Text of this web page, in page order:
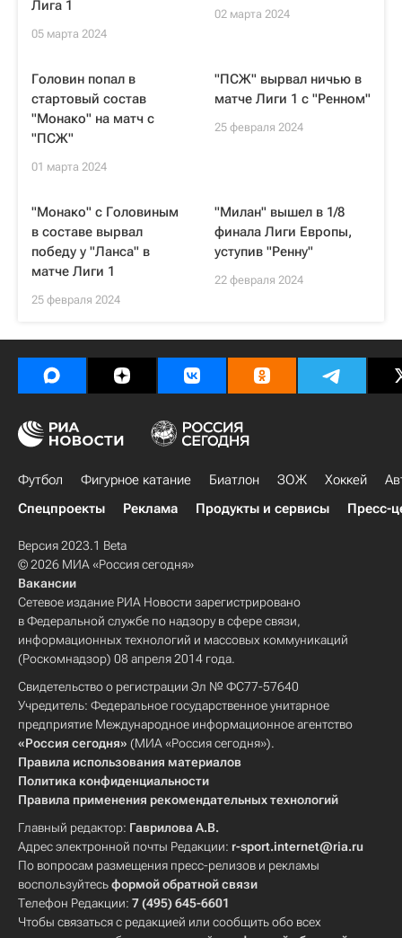
Лига 1
05 марта 2024
02 марта 2024
Головин попал в
стартовый состав
"Монако" на матч с
"ПСЖ"
01 марта 2024
"ПСЖ" вырвал ничью в
матче Лиги 1 с "Ренном"
25 февраля 2024
"Монако" с Головиным
в составе вырвал
победу у "Ланса" в
матче Лиги 1
25 февраля 2024
"Милан" вышел в 1/8
финала Лиги Европы,
уступив "Ренну"
22 февраля 2024
Футбол Фигурное катание Биатлон ЗОЖ Хоккей
Спецпроекты
Реклама Продукты и сервисы Пресс-
Версия 2023.1 Beta
© 2026 МИА «Россия сегодня»
Вакансии
Сетевое издание РИА Новости зарегистрировано
в Федеральной службе по надзору в сфере связи,
информационных технологий и массовых коммуникаций
(Роскомнадзор) 08 апреля 2014 года.
Свидетельство о регистрации Эл № ФС77-57640
Учредитель: Федеральное государственное унитарное
предприятие Международное информационное агентство
«Россия сегодня» (МИА «Россия сегодня»).
Правила использования материалов
Политика конфиденциальности
Правила применения рекомендательных технологий
Главный редактор: Гаврилова А.В.
Адрес электронной почты Редакции: r-sport.internet@ria.ru
По вопросам размещения пресс-релизов и рекламы
воспользуйтесьформой обратной связи
Телефон Редакции: 7 (495) 645-6601
Чтобы связаться с редакцией или сообщить обо всех